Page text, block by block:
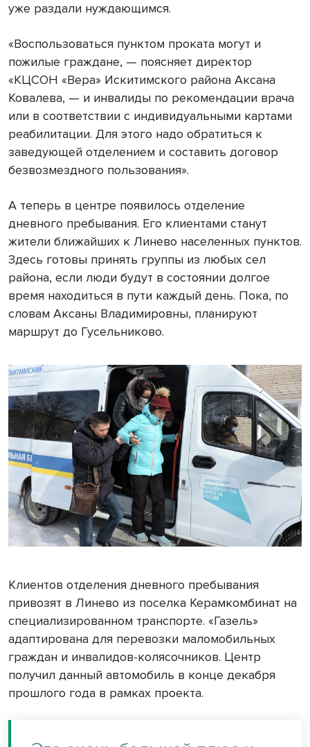
уже раздали нуждающимся.
«Воспользоваться пунктом проката могут и
пожилые граждане, — поясняет директор
«КЦСОН «Вера» Искитимского района Аксана
Ковалева, — и инвалиды по рекомендации врача
или в соответствии с индивидуальными картами
реабилитации. Для этого надо обратиться к
заведующей отделением и составить договор
безвозмездного пользования».
А теперь в центре появилось отделение
дневного пребывания. Его клиентами станут
жители ближайших к Линево населенных пунктов.
Здесь готовы принять группы из любых сел
района, если люди будут в состоянии долгое
время находиться в пути каждый день. Пока, по
словам Аксаны Владимировны, планируют
маршрут до Гусельниково.
Клиентов отделения дневного пребывания
привозят в Линево из поселка Керамкомбинат на
специализированном транспорте. «Газель»
адаптирована для перевозки маломобильных
граждан и инвалидов-колясочников. Центр
получил данный автомобиль в конце декабря
прошлого года в рамках проекта.